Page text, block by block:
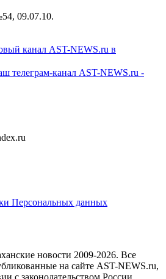
09.07.10.
канал AST-NEWS.ru в
телеграм-канал AST-NEWS.ru -
Персональных данных
новости 2009-2026. Все
на сайте AST-NEWS.ru,
с законодательством России.